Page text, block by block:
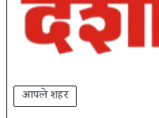
आपले शहर